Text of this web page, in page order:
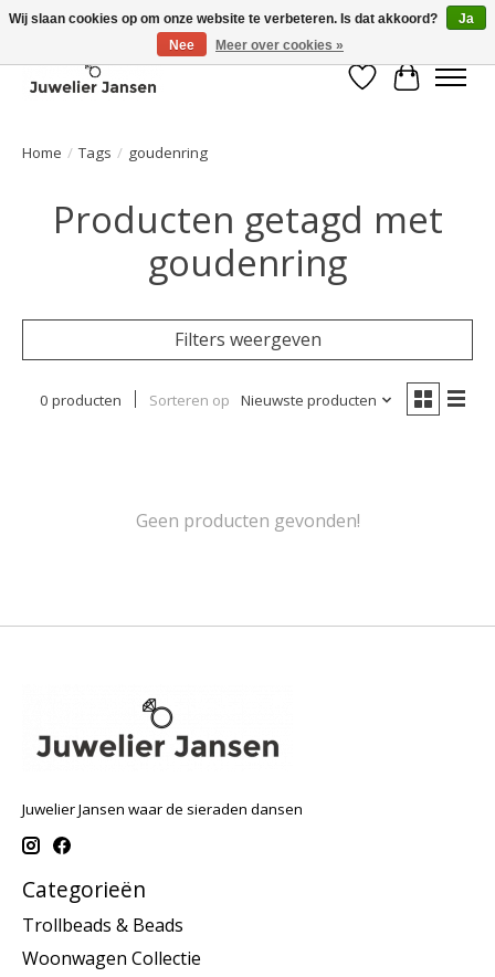
Verlanglijst
Home / Tags / goudenring
Producten getagd met
goudenring
Filters weergeven
0 producten Sorteren op Nieuwste producten
Geen producten gevonden!
Juwelier Jansen waar de sieraden dansen
Categorieën
Trollbeads & Beads
Woonwagen Collectie
Wij slaan cookies op om onze website te verbeteren. Is dat akkoord?
Ja
Nee
Meer over cookies »